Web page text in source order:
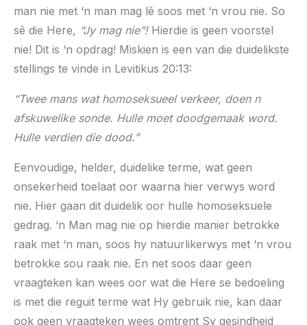
man nie met ‘n man mag lê soos met ‘n vrou nie. So
sê die Here, “Jy mag nie”!Hierdie is geen voorstel
nie! Dit is ‘n opdrag! Miskien is een van die duidelikste
stellings te vinde in Levitikus 20:13:
“Twee mans wat homoseksueel verkeer, doen n
afskuwelike sonde. Hulle moet doodgemaak word.
Hulle verdien die dood.”
Eenvoudige, helder, duidelike terme, wat geen
onsekerheid toelaat oor waarna hier verwys word
nie. Hier gaan dit duidelik oor hulle homoseksuele
gedrag. ‘n Man mag nie op hierdie manier betrokke
raak met ‘n man, soos hy natuurlikerwys met ‘n vrou
betrokke sou raak nie. En net soos daar geen
vraagteken kan wees oor wat die Here se bedoeling
is met die reguit terme wat Hy gebruik nie, kan daar
ook geen vraagteken wees omtrent Sy gesindheid